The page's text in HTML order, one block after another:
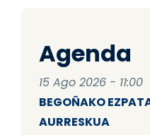
Agenda
15 Ago 2026 - 11:00
BEGOÑAKO
AURRESKUA